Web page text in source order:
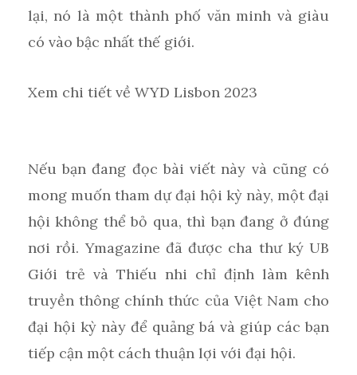
lại, nó là một thành phố văn minh và giàu
có vào bậc nhất thế giới.
Xem chi tiết về WYD Lisbon 2023
Nếu bạn đang đọc bài viết này và cũng có
mong muốn tham dự đại hội kỳ này, một đại
hội không thể bỏ qua, thì bạn đang ở đúng
nơi rồi. Ymagazine đã được cha thư ký UB
Giới trẻ và Thiếu nhi chỉ định làm kênh
truyền thông chính thức của Việt Nam cho
đại hội kỳ này để quảng bá và giúp các bạn
tiếp cận một cách thuận lợi với đại hội.